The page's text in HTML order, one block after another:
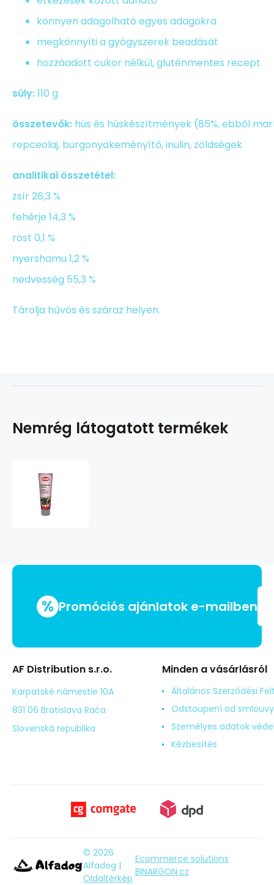
könnyen adagolható egyes adagokra
megkönnyíti a gyógyszerek beadását
hozzáadott cukor nélkül, gluténmentes recept
súly:110 g
összetevők: hús és húskészítmények (85%, ebből
repceolaj, burgonyakeményítő, inulin, zöldségek
analitikai összetétel:
zsír 26,3 %
fehérje 14,3 %
rost 0,1 %
nyershamu 1,2 %
nedvesség 55,3 %
Tárolja hűvös és száraz helyen.
Nemrég látogatott termékek
g
% Promóciós ajánlatok e-mailben
AF Distribution s.r.o.
Karpatské námestie 10A
831 06 Bratislava Rača
Slovenská republika
Minden a vásárlásról
Általános Szerződési
Odstoupení od smlouvy
Személyes adatok
Kézbesítés
© 2026
Alfadog |
Oldaltérkép
Ecommerce solutions
BINARGON.cz